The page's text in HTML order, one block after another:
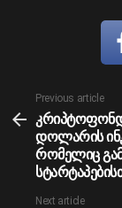
more
Previous article
დოლარის
რომელიც
Next article